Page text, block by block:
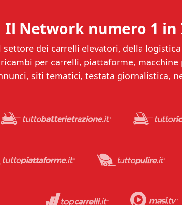
Il Network numero 1 in
dei carrelli elevatori, della
per carrelli, piattaforme,
siti tematici, testata giornalistica,